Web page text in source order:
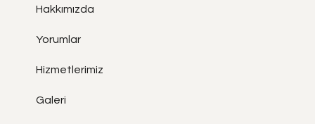
Hakkımızda
Yorumlar
Hizmetlerimiz
Galeri